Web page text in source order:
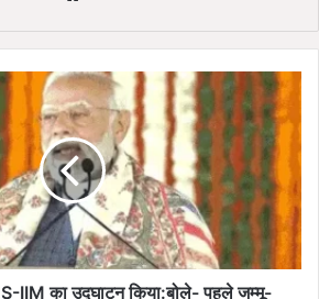
te
IIM का उद्घाटन किया:बोले- पहले जम्मू-